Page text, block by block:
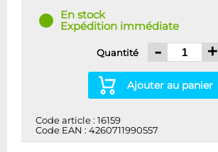
En stock
Expédition immédiate
Quantité - +
Ajouter au panier
Code article : 16159
Code EAN : 4260711990557